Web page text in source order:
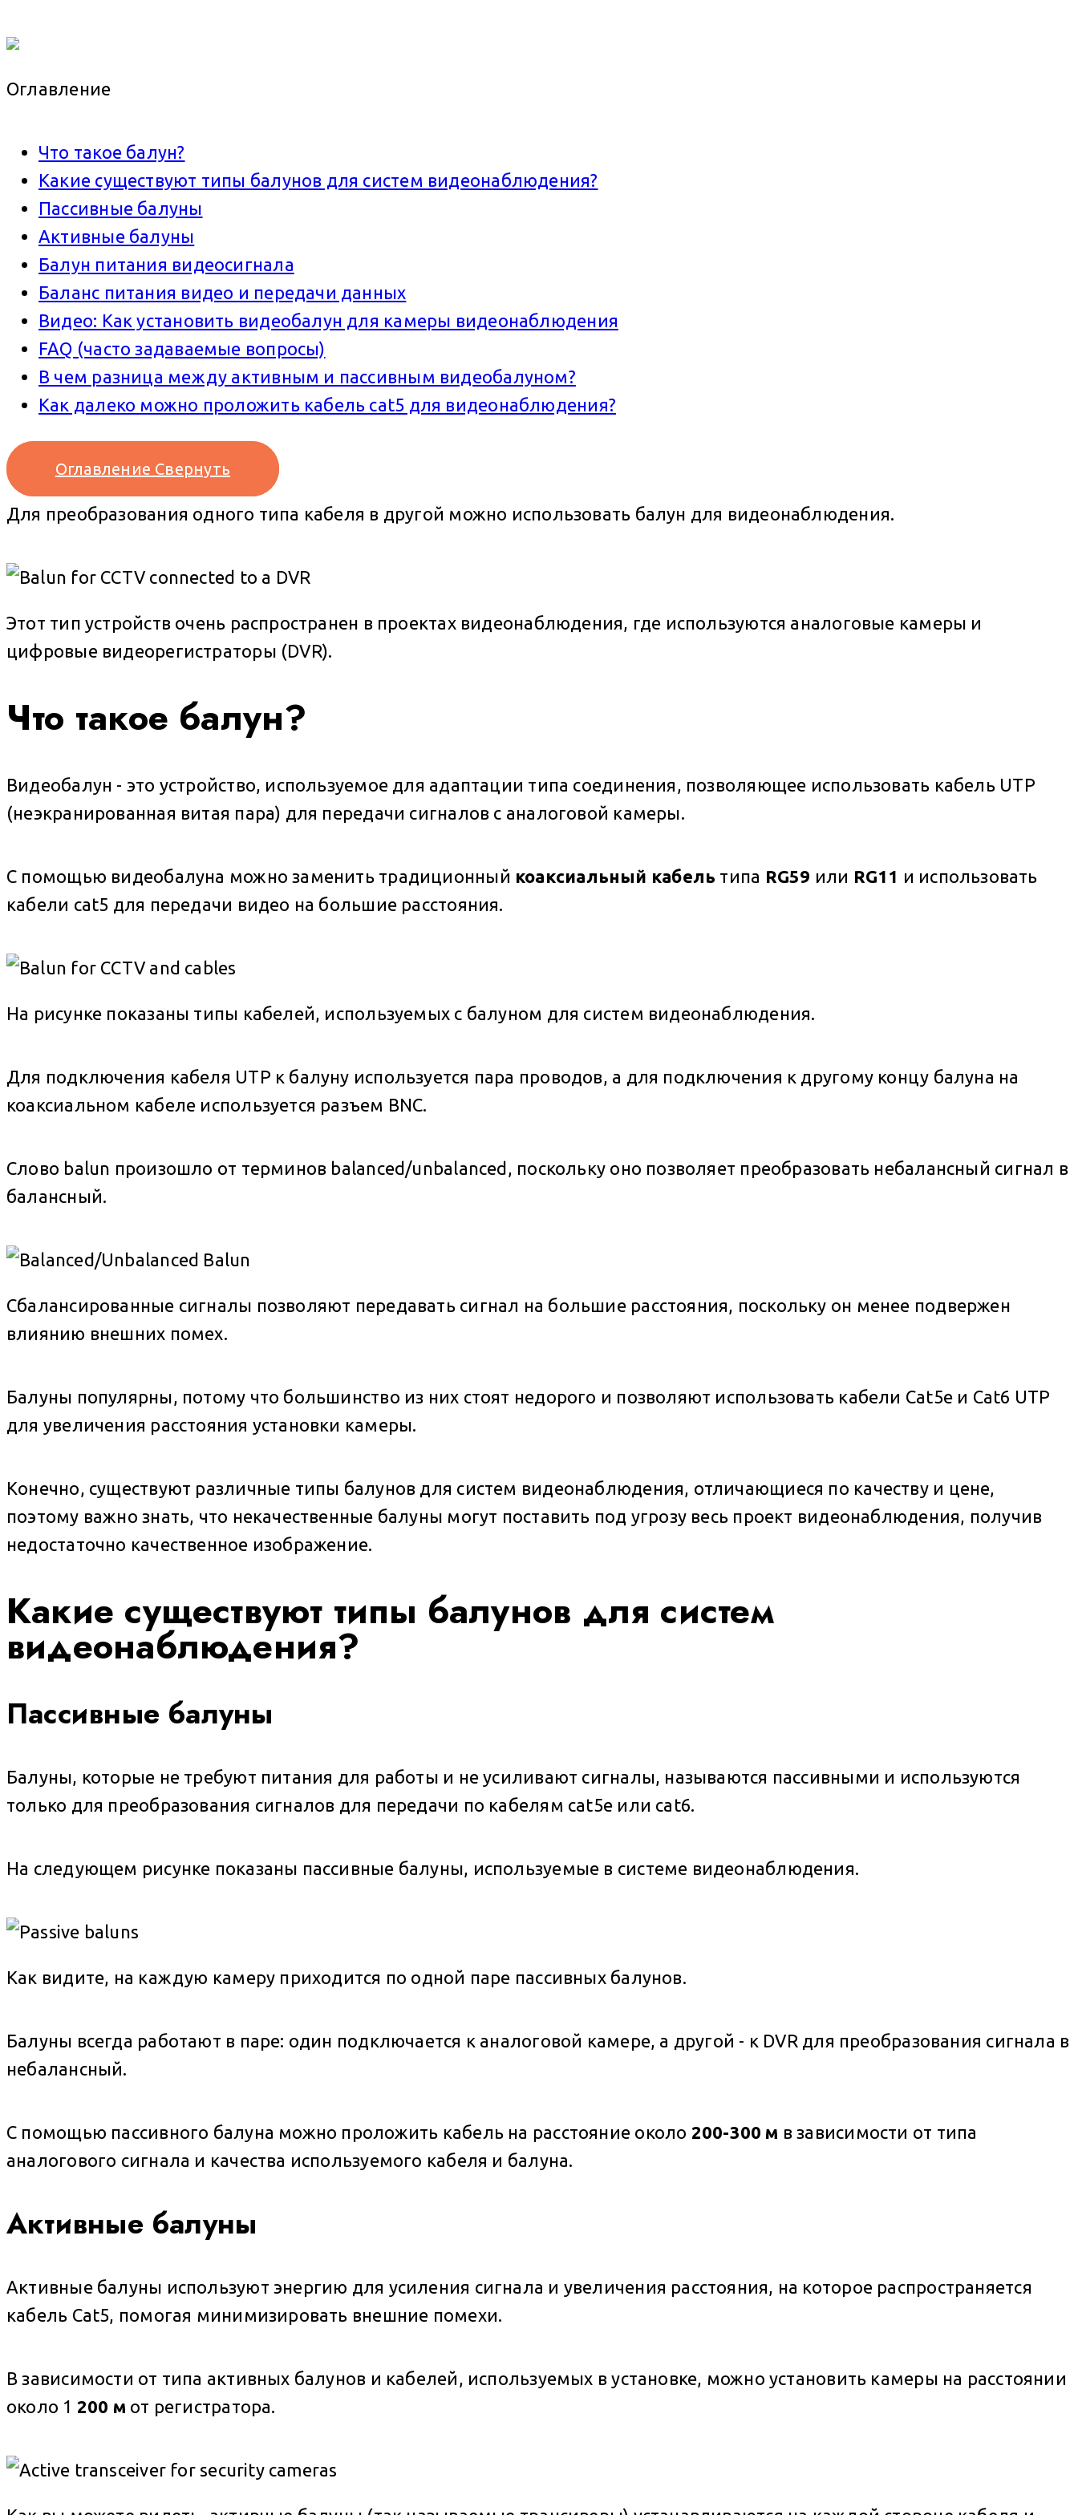
Оглавление
Что такое балун?
Какие существуют типы балунов для систем видеонаблюдения?
Пассивные балуны
Активные балуны
Балун питания видеосигнала
Баланс питания видео и передачи данных
Видео: Как установить видеобалун для камеры видеонаблюдения
FAQ (часто задаваемые вопросы)
В чем разница между активным и пассивным видеобалуном?
Как далеко можно проложить кабель cat5 для видеонаблюдения?
Оглавление Свернуть
Для преобразования одного типа кабеля в другой можно использовать балун для видеонаблюдения.
Этот тип устройств очень распространен в проектах видеонаблюдения, где используются аналоговые камеры и
цифровые видеорегистраторы (DVR).
Что такое балун?
Видеобалун - это устройство, используемое для адаптации типа соединения, позволяющее использовать кабель UTP
(неэкранированная витая пара) для передачи сигналов с аналоговой камеры.
С помощью видеобалуна можно заменить традиционный коаксиальный кабель типа RG59 или RG11 и использовать
кабели cat5 для передачи видео на большие расстояния.
На рисунке показаны типы кабелей, используемых с балуном для систем видеонаблюдения.
Для подключения кабеля UTP к балуну используется пара проводов, а для подключения к другому концу балуна на
коаксиальном кабеле используется разъем BNC.
Слово balun произошло от терминов balanced/unbalanced, поскольку оно позволяет преобразовать небалансный сигнал в
балансный.
Сбалансированные сигналы позволяют передавать сигнал на большие расстояния, поскольку он менее подвержен
влиянию внешних помех.
Балуны популярны, потому что большинство из них стоят недорого и позволяют использовать кабели Cat5e и Cat6 UTP
для увеличения расстояния установки камеры.
Конечно, существуют различные типы балунов для систем видеонаблюдения, отличающиеся по качеству и цене,
поэтому важно знать, что некачественные балуны могут поставить под угрозу весь проект видеонаблюдения, получив
недостаточно качественное изображение.
Какие существуют типы балунов для систем
видеонаблюдения?
Пассивные балуны
Балуны, которые не требуют питания для работы и не усиливают сигналы, называются пассивными и используются
только для преобразования сигналов для передачи по кабелям cat5e или cat6.
На следующем рисунке показаны пассивные балуны, используемые в системе видеонаблюдения.
Как видите, на каждую камеру приходится по одной паре пассивных балунов.
Балуны всегда работают в паре: один подключается к аналоговой камере, а другой - к DVR для преобразования сигнала в
небалансный.
С помощью пассивного балуна можно проложить кабель на расстояние около 200-300 м в зависимости от типа
аналогового сигнала и качества используемого кабеля и балуна.
Активные балуны
Активные балуны используют энергию для усиления сигнала и увеличения расстояния, на которое распространяется
кабель Cat5, помогая минимизировать внешние помехи.
В зависимости от типа активных балунов и кабелей, используемых в установке, можно установить камеры на расстоянии
около 1 200 м от регистратора.